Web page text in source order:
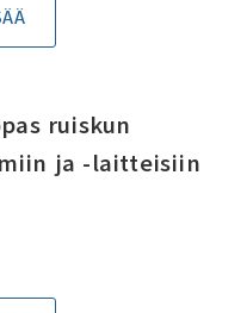
ruiskun
ja -laitteisiin